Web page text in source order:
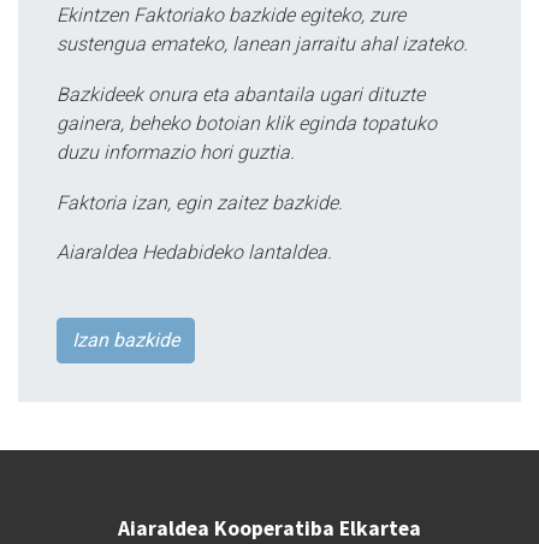
Ekintzen Faktoriako bazkide egiteko, zure
sustengua emateko, lanean jarraitu ahal izateko.
Bazkideek onura eta abantaila ugari dituzte
gainera, beheko botoian klik eginda topatuko
duzu informazio hori guztia.
Faktoria izan, egin zaitez bazkide.
Aiaraldea Hedabideko lantaldea.
Izan bazkide
Aiaraldea Kooperatiba Elkartea